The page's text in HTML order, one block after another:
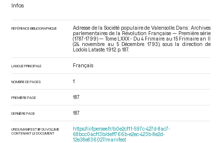
Infos
RÉFÉRENCE BIBLIOGRAPHIQUE
Adresse de la Société populaire de Valensolle. Dans : Archives
parlementaires de la Révolution Française — Première série
(1787-1799) — Tome LXXX - Du 4 Frimaire au 15 Frimaire an II
(24 novembre au 5 Décembre 1793), sous la direction de
Lodoïs Lataste. 1912. p. 187.
LANGUE PRINCIPALE Français
NOMBRE DE PAGES 1
PREMIÈRE PAGE 187
DERNIÈRE PAGE 187
URI DU MANIFEST IIIF DU VOLUME
CONTENANT LE DOCUMENT
https://iiif.persee.fr/b0e2cf11-597c-427d-8ac7-
68bcc0acf13b/deff766b-e2ec-423b-8e2d-
12e38e836027/manifest